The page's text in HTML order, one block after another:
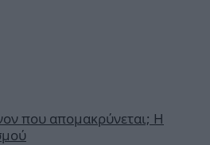
που απομακρύνεται; Η